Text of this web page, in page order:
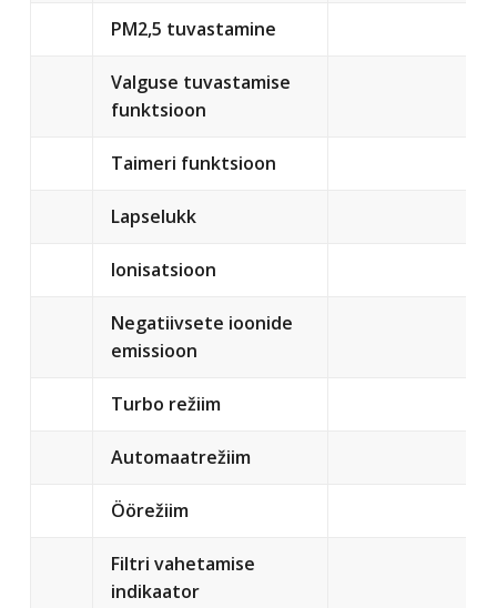
PM2,5 tuvastamine
Valguse tuvastamise
funktsioon
Taimeri funktsioon
Lapselukk
Ionisatsioon
Negatiivsete ioonide
emissioon
Turbo režiim
Automaatrežiim
Öörežiim
Filtri vahetamise
indikaator